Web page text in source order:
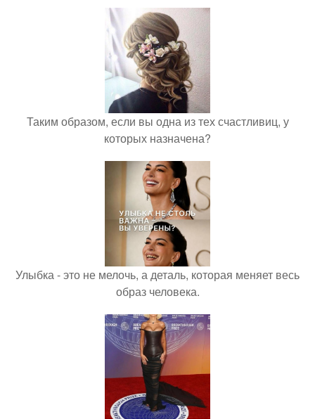
Таким образом, если вы одна из тех счастливиц, у
которых назначена?
Улыбка - это не мелочь, а деталь, которая меняет весь
образ человека.